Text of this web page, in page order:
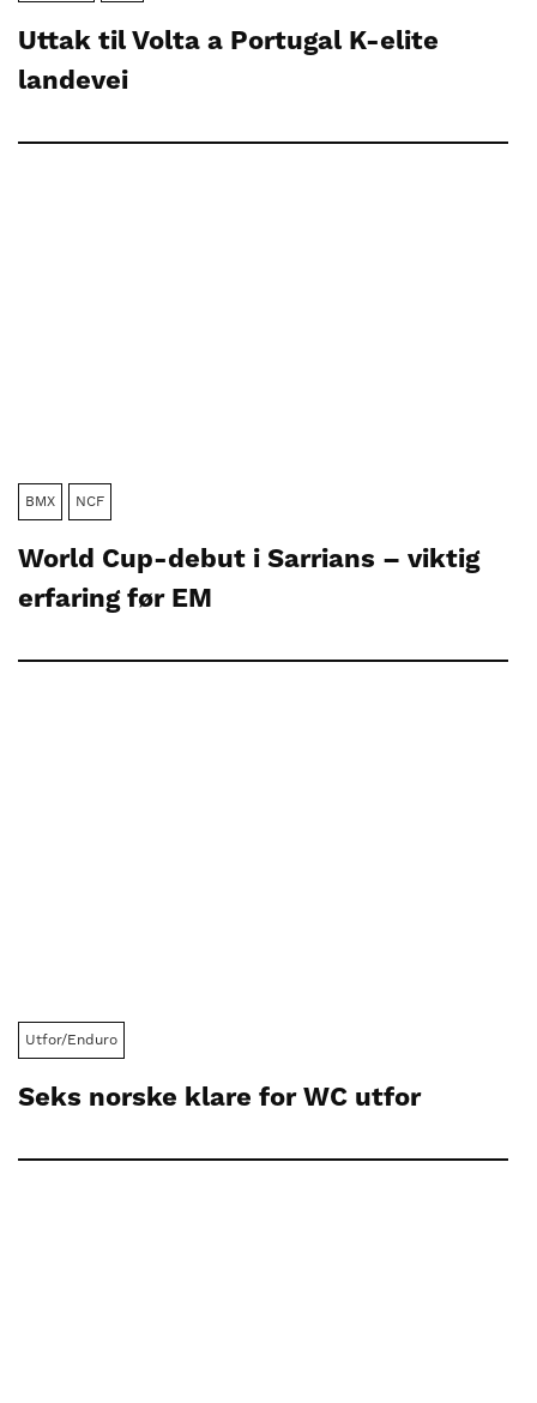
Uttak til Volta a Portugal K-elite
landevei
BMX NCF
World Cup-debut i Sarrians – viktig
erfaring før EM
Utfor/Enduro
Seks norske klare for WC utfor